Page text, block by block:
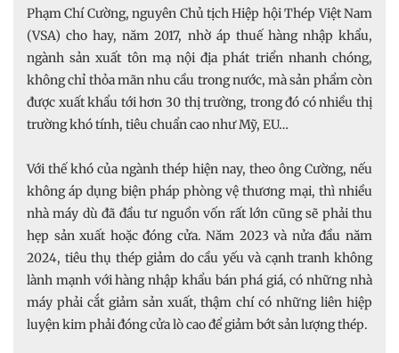
Phạm Chí Cường, nguyên Chủ tịch Hiệp hội Thép Việt Nam
(VSA) cho hay, năm 2017, nhờ áp thuế hàng nhập khẩu,
ngành sản xuất tôn mạ nội địa phát triển nhanh chóng,
không chỉ thỏa mãn nhu cầu trong nước, mà sản phẩm còn
được xuất khẩu tới hơn 30 thị trường, trong đó có nhiều thị
trường khó tính, tiêu chuẩn cao như Mỹ, EU…
Với thế khó của ngành thép hiện nay, theo ông Cường, nếu
không áp dụng biện pháp phòng vệ thương mại, thì nhiều
nhà máy dù đã đầu tư nguồn vốn rất lớn cũng sẽ phải thu
hẹp sản xuất hoặc đóng cửa. Năm 2023 và nửa đầu năm
2024, tiêu thụ thép giảm do cầu yếu và cạnh tranh không
lành mạnh với hàng nhập khẩu bán phá giá, có những nhà
máy phải cắt giảm sản xuất, thậm chí có những liên hiệp
luyện kim phải đóng cửa lò cao để giảm bớt sản lượng thép.